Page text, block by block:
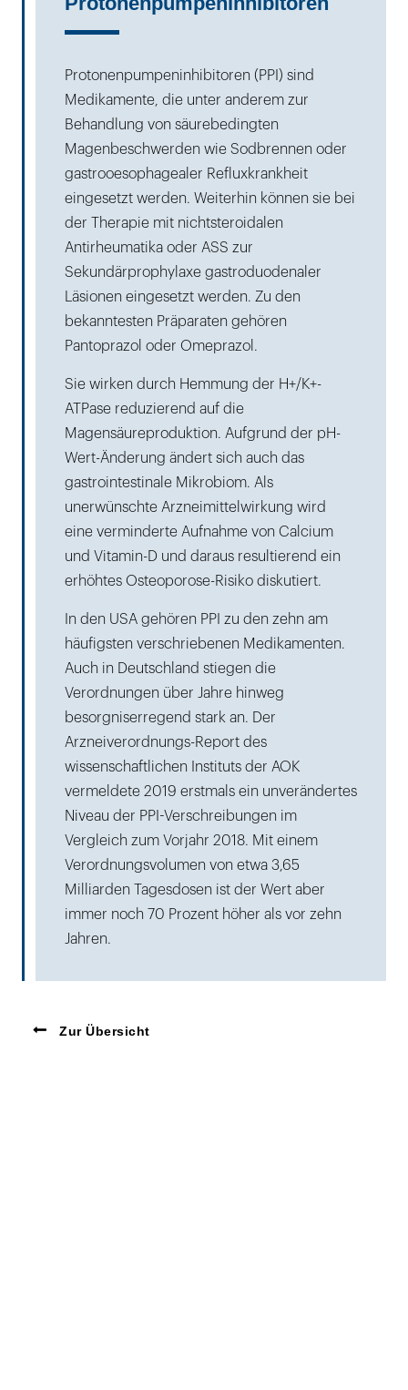
Protonenpumpeninhibitoren (PPI) sind
Medikamente, die unter anderem zur
Behandlung von säurebedingten
Magenbeschwerden wie Sodbrennen oder
gastrooesophagealer Refluxkrankheit
eingesetzt werden. Weiterhin können sie bei
der Therapie mit nichtsteroidalen
Antirheumatika oder ASS zur
Sekundärprophylaxe gastroduodenaler
Läsionen eingesetzt werden. Zu den
bekanntesten Präparaten gehören
Pantoprazol oder Omeprazol.
Sie wirken durch Hemmung der H+/K+-
ATPase reduzierend auf die
Magensäureproduktion. Aufgrund der pH-
Wert-Änderung ändert sich auch das
gastrointestinale Mikrobiom. Als
unerwünschte Arzneimittelwirkung wird
eine verminderte Aufnahme von Calcium
und Vitamin-D und daraus resultierend ein
erhöhtes Osteoporose-Risiko diskutiert.
In den USA gehören PPI zu den zehn am
häufigsten verschriebenen Medikamenten.
Auch in Deutschland stiegen die
Verordnungen über Jahre hinweg
besorgniserregend stark an. Der
Arzneiverordnungs-Report des
wissenschaftlichen Instituts der AOK
vermeldete 2019 erstmals ein unverändertes
Niveau der PPI-Verschreibungen im
Vergleich zum Vorjahr 2018. Mit einem
Verordnungsvolumen von etwa 3,65
Milliarden Tagesdosen ist der Wert aber
immer noch 70 Prozent höher als vor zehn
Jahren.
Zur Übersicht